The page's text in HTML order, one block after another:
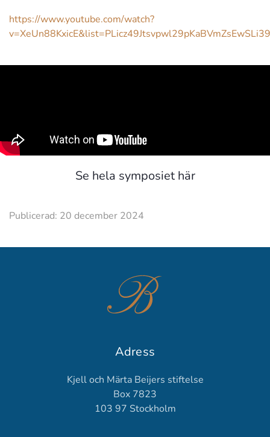
https://www.youtube.com/watch?
Se hela symposiet här
Publicerad: 20 december 2024
Adress
Kjell och Märta Beijers stiftelse
Box 7823
103 97 Stockholm